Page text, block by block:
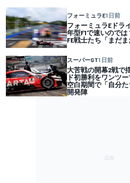
フォーミュラE1 日前
フォーミュラEドラ
年型F1で速いので
FE戦士たち「まだ
スーパーGT1 日前
大苦戦の開幕2戦で
ド初勝利をワンツ
空白期間で「自分た
開発陣